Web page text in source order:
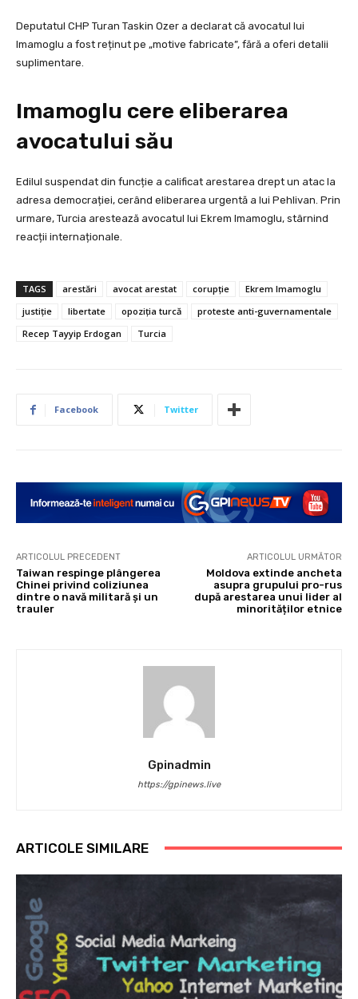
Deputatul CHP Turan Taskin Ozer a declarat că avocatul lui
Imamoglu a fost reținut pe „motive fabricate”, fără a oferi detalii
suplimentare.
Imamoglu cere eliberarea
avocatului său
Edilul suspendat din funcție a calificat arestarea drept un atac la
adresa democrației, cerând eliberarea urgentă a lui Pehlivan. Prin
urmare, Turcia arestează avocatul lui Ekrem Imamoglu, stârnind
reacții internaționale.
TAGS arestări avocat arestat corupție
Ekrem Imamoglu
justiție
libertate opoziția turcă
proteste anti-guvernamentale
Recep Tayyip Erdogan
Turcia
Facebook Twitter
ARTICOLUL PRECEDENT
Taiwan respinge plângerea
Chinei privind coliziunea
dintre o navă militară și un
trauler
ARTICOLUL URMĂTOR
Moldova extinde ancheta
asupra grupului pro-rus
după arestarea unui lider al
minorităților etnice
Gpinadmin
https://gpinews.live
ARTICOLE SIMILARE